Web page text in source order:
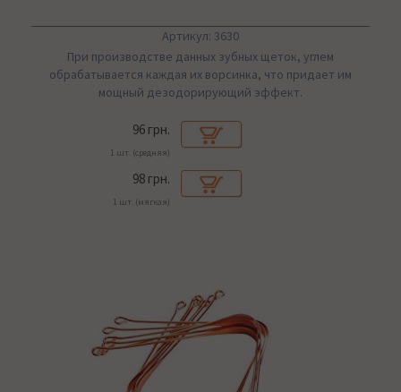
Артикул: 3630
При производстве данных зубных щеток, углем
обрабатывается каждая их ворсинка, что придает им
мощный дезодорирующий эффект.
96 грн.
1 шт. (средняя)
98 грн.
1 шт. (мягкая)